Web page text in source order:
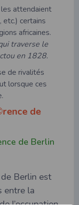
attendaient
etc.) certains
africaines.
traverse le
en 1828.
de rivalités
lorsque ces
de
de Berlin
Berlin est
entre la